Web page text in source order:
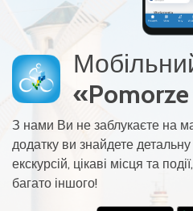
З нами Ви не заблукаєте на
додатку ви знайдете
екскурсій, цікаві місця та
багато іншого!